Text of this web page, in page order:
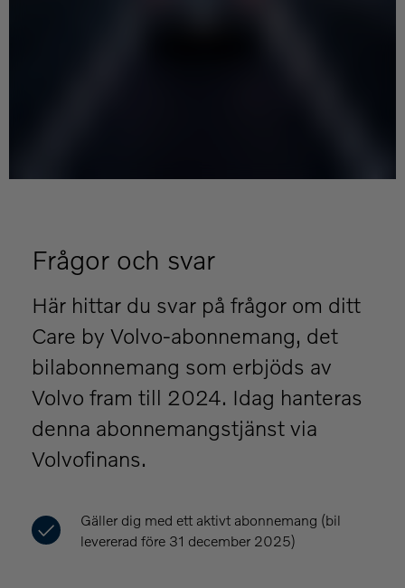
Frågor och svar
Här hittar du svar på frågor om ditt
Care by Volvo-abonnemang, det
bilabonnemang som erbjöds av
Volvo fram till 2024. Idag hanteras
denna abonnemangstjänst via
Volvofinans.
Gäller dig med ett aktivt abonnemang (bil
levererad före 31 december 2025)